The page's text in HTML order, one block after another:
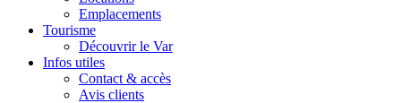
Emplacements
Tourisme
Découvrir le Var
Infos utiles
Contact & accès
Avis clients